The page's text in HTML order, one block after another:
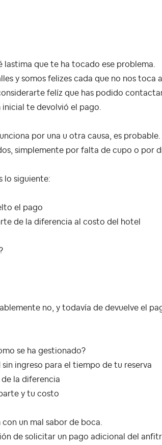
lastima que te ha tocado ese problema.
y somos felizes cada que no nos toca
felíz que has podido
inicial te devolvió el pago.
por una u otra causa, es
simplemente por falta de cupo o por
lo siguiente:
el pago
de la diferencia al costo del hotel
no, y todavía de devuelve el
se ha gestionado?
ingreso para el tiempo de tu reserva
la diferencia
y tu costo
un mal sabor de boca.
de solicitar un pago adicional del